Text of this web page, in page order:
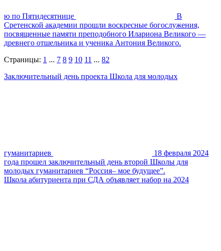
ю по Пятидесятнице
В
Сретенской академии прошли воскресные богослужения,
посвященные памяти преподобного Илариона Великого —
древнего отшельника и ученика Антония Великого.
Страницы: 1 ... 7 8 9 10 11 ... 82
Заключительный день проекта Школа для молодых
гуманитариев
18 февраля 2024
года прошел заключительный день второй Школы для
молодых гуманитариев “Россия– мое будущее”.
Школа абитуриента при СДА объявляет набор на 2024